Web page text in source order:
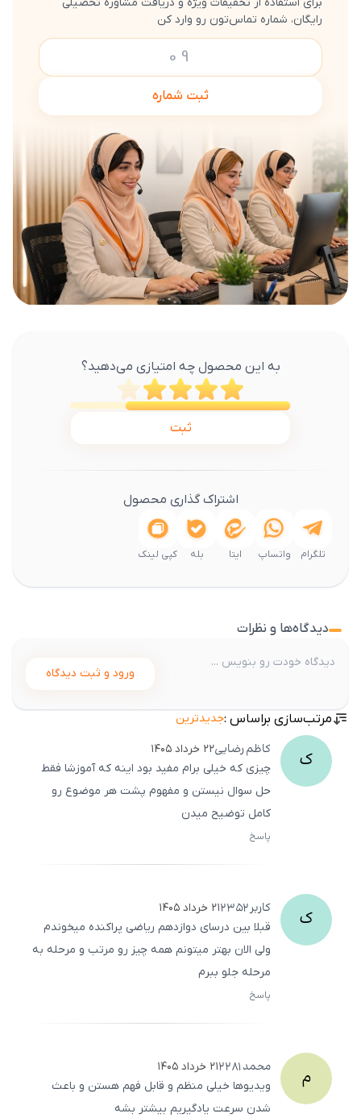
رایگان، شماره تماس‌تون رو وارد کن
ثبت شماره
به این محصول چه امتیازی می‌دهید؟
ثبت
اشتراک گذاری محصول
تلگرام واتساپ ایتا بله کپی لینک
دیدگاه‌ها و نظرات
ورود و ثبت دیدگاه
مرتب‌سازی براساس :جدیدترین
ک کاظمرضایی۲۲ خرداد ۱۴۰۵
چیزی که خیلی برام مفید بود اینه که آموزشا فقط
حل سوال نیستن و مفهوم پشت هر موضوع رو
کامل توضیح میدن
پاسخ
ک کاربر2352۲۱ خرداد ۱۴۰۵
قبلا بین درسای دوازدهم ریاضی پراکنده میخوندم
ولی الان بهتر میتونم همه چیز رو مرتب و مرحله به
مرحله جلو ببرم
پاسخ
م محمد2281۲۱ خرداد ۱۴۰۵
ویدیوها خیلی منظم و قابل فهم هستن و باعث
شدن سرعت یادگیریم بیشتر بشه